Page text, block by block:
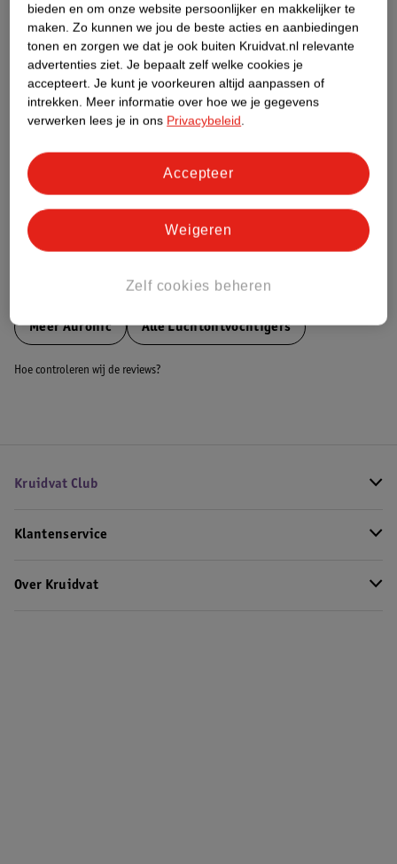
Etiketinformatie
Nature Impact Score
Dit product heeft (nog) geen Nature
Impact Score.
Meer informatie
Bestel & Bezorginformatie
MeerAuronic Alle Luchtontvochtigers
Hoe controleren wij de reviews?
Kruidvat Club
Klantenservice
Over Kruidvat
bieden en om onze website persoonlijker en makkelijker te
maken. Zo kunnen we jou de beste acties en aanbiedingen
tonen en zorgen we dat je ook buiten Kruidvat.nl relevante
advertenties ziet. Je bepaalt zelf welke cookies je
accepteert. Je kunt je voorkeuren altijd aanpassen of
intrekken. Meer informatie over hoe we je gegevens
verwerken lees je in ons Privacybeleid.
Zelf cookies beheren
Weigeren
Accepteer